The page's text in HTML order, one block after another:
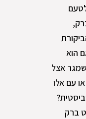
הוא
אצל
עם אלו
ברק